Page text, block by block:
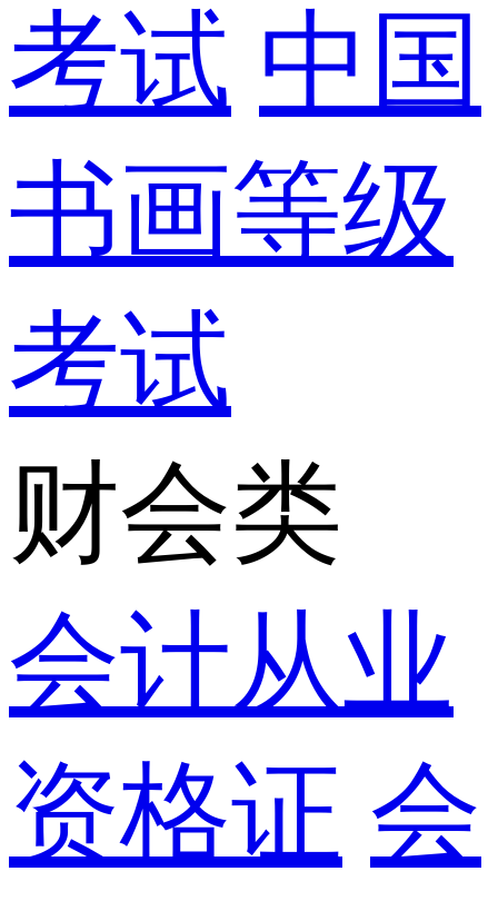
考试 中国
书画等级
考试
财会类
会计从业
资格证 会